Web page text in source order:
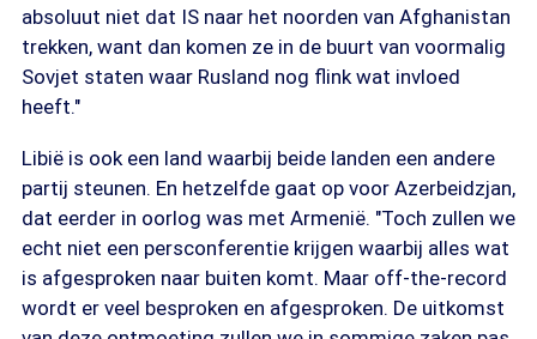
absoluut niet dat IS naar het noorden van Afghanistan
trekken, want dan komen ze in de buurt van voormalig
Sovjet staten waar Rusland nog flink wat invloed
heeft."
Libië is ook een land waarbij beide landen een andere
partij steunen. En hetzelfde gaat op voor Azerbeidzjan,
dat eerder in oorlog was met Armenië. "Toch zullen we
echt niet een persconferentie krijgen waarbij alles wat
is afgesproken naar buiten komt. Maar off-the-record
wordt er veel besproken en afgesproken. De uitkomst